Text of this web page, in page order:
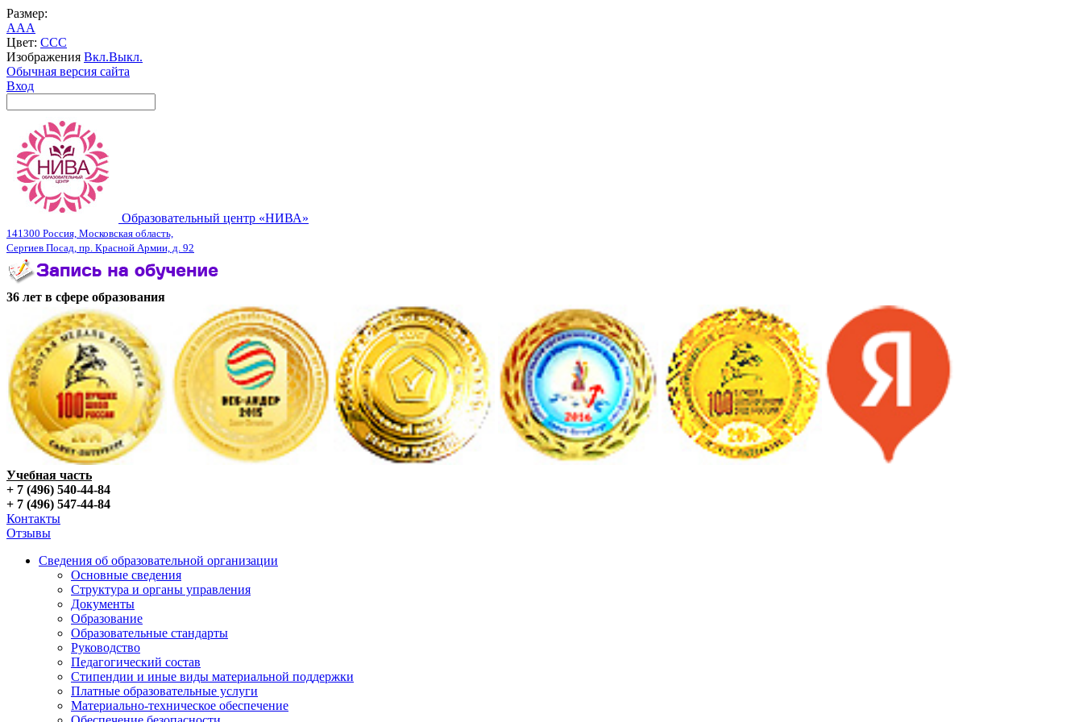
Размер:
AAA
Цвет: CCC
Изображения Вкл.Выкл.
Обычная версия сайта
Вход
Образовательный центр «НИВА»
141300 Россия, Московская область,
Сергиев Посад, пр. Красной Армии, д. 92
36 лет в сфере образования
Учебная часть
+ 7 (496) 540-44-84
+ 7 (496) 547-44-84
Контакты
Отзывы
Сведения об образовательной организации
Основные сведения
Структура и органы управления
Документы
Образование
Образовательные стандарты
Руководство
Педагогический состав
Стипендии и иные виды материальной поддержки
Платные образовательные услуги
Материально-техническое обеспечение